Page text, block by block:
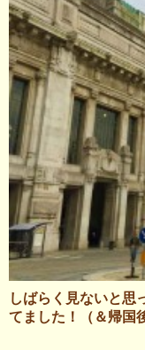
しばらく見ないと思
てました！（＆帰国